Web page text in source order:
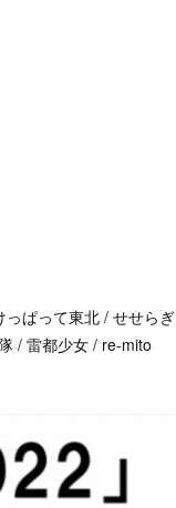
っぱって東北 / せせらぎ
/ 雷都少女 / re-mito